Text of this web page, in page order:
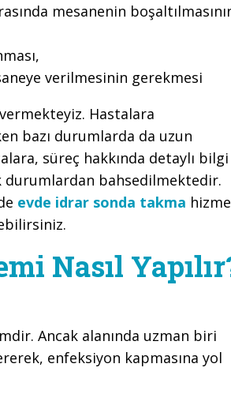
mesanenin
verilmesinin gerekmesi
Hastalara
bazı durumlarda da uzun
süreç hakkında detaylı bilgi
durumlardan bahsedilmektedir.
evde idrar sonda takma
Nasıl
Ancak alanında uzman biri
enfeksiyon kapmasına yol